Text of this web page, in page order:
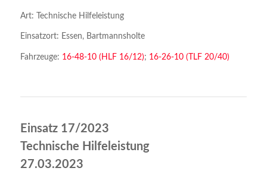
Art: Technische Hilfeleistung
Einsatzort: Essen, Bartmannsholte
Fahrzeuge: 16-48-10 (HLF 16/12); 16-26-10 (TLF 20/40)
Einsatz 17/2023
Technische Hilfeleistung
27.03.2023